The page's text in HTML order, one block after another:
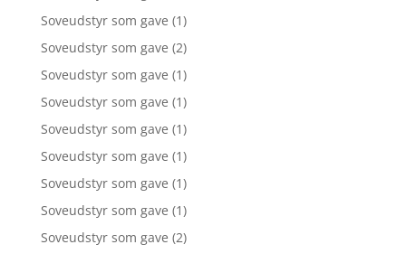
Soveudstyr som gave (1)
Soveudstyr som gave (2)
Soveudstyr som gave (1)
Soveudstyr som gave (1)
Soveudstyr som gave (1)
Soveudstyr som gave (1)
Soveudstyr som gave (1)
Soveudstyr som gave (1)
Soveudstyr som gave (2)